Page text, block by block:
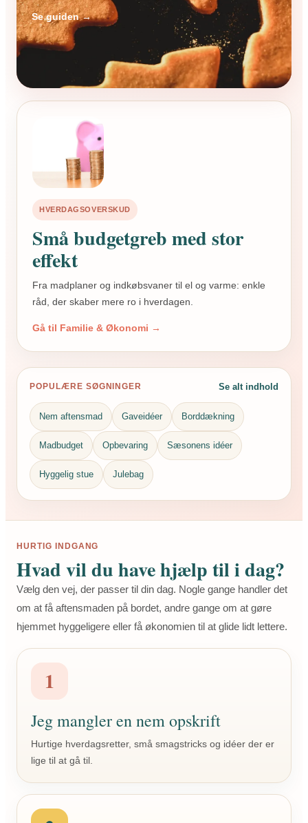
Se guiden →
HVERDAGSOVERSKUD
Små budgetgreb med stor
effekt
Fra madplaner og indkøbsvaner til el og varme: enkle
råd, der skaber mere ro i hverdagen.
Gå til Familie & Økonomi →
POPULÆRE SØGNINGER Se alt indhold
Nem aftensmad Gaveidéer Borddækning
Madbudget Opbevaring Sæsonens idéer
Hyggelig stue Julebag
HURTIG INDGANG
Hvad vil du have hjælp til i dag?
Vælg den vej, der passer til din dag. Nogle gange handler det
om at få aftensmaden på bordet, andre gange om at gøre
hjemmet hyggeligere eller få økonomien til at glide lidt lettere.
1
Jeg mangler en nem opskrift
Hurtige hverdagsretter, små smagstricks og idéer der er
lige til at gå til.